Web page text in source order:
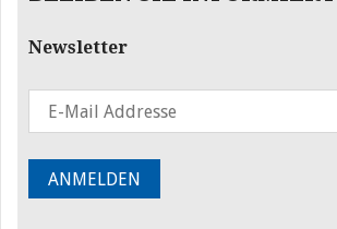
Newsletter